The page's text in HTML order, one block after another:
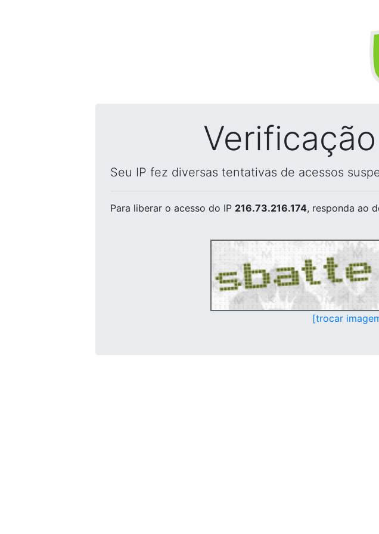
Seu IP fez diversas tentativas de acessos
Para liberar o acesso do IP 216.73.216.174, responda ao
[trocar